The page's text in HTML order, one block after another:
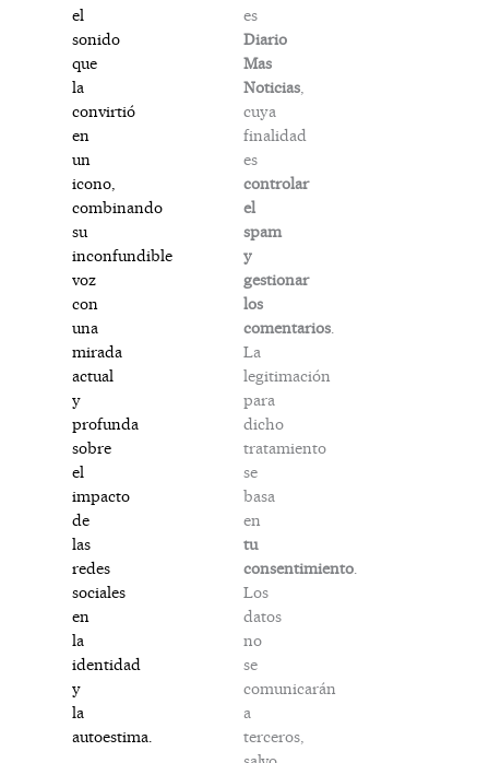
el
sonido
que
la
convirtió
en
un
icono,
combinando
su
inconfundible
voz
con
una
mirada
actual
y
profunda
sobre
el
impacto
de
las
redes
sociales
en
la
identidad
y
la
autoestima.
es
Diario
Mas
Noticias
cuya
finalidad
es
controlar
el
spam
y
gestionar
los
comentarios
La
legitimación
para
dicho
tratamiento
se
basa
en
tu
consentimiento
Los
datos
no
se
comunicarán
a
terceros,